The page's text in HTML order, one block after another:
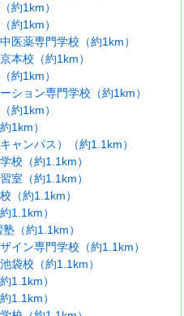
約1km）
約1km）
医薬専門学校（約1km）
本校（約1km）
約1km）
ション専門学校（約1km）
約1km）
1km）
ャンパス）（約1.1km）
校（約1.1km）
室（約1.1km）
（約1.1km）
1.1km）
（約1.1km）
イン専門学校（約1.1km）
袋校（約1.1km）
1.1km）
1.1km）